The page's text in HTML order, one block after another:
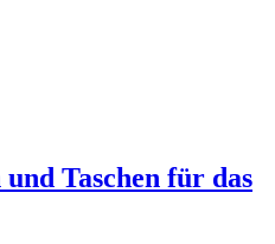
Taschen für das